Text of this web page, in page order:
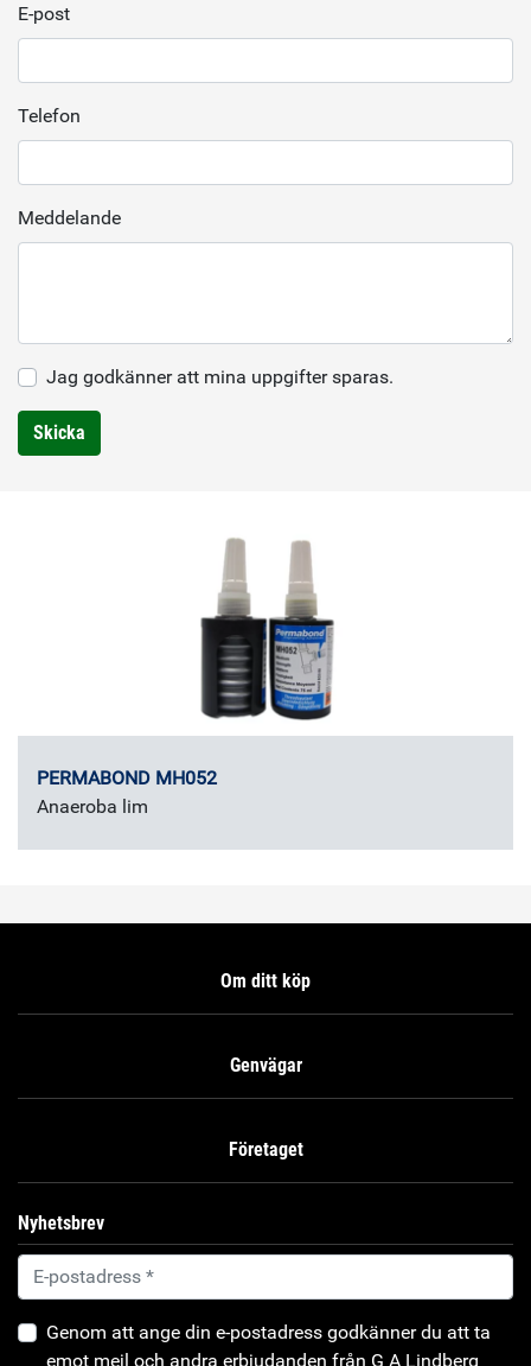
E-post
Telefon
Meddelande
Jag godkänner att mina uppgifter sparas.
Skicka
PERMABOND MH052
Anaeroba lim
Om ditt köp
Genvägar
Företaget
Nyhetsbrev
Genom att ange din e-postadress godkänner du att ta
emot mejl och andra erbjudanden från G A Lindberg